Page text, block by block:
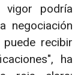
vigor podría
negociación
recibir
ha